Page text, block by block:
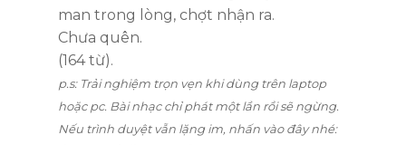
man trong lòng, chợt nhận ra.
Chưa quên.
(164 từ).
p.s: Trải nghiệm trọn vẹn khi dùng trên laptop
hoặc pc. Bài nhạc chỉ phát một lần rồi sẽ ngừng.
Nếu trình duyệt vẫn lặng im, nhấn vào đây nhé: